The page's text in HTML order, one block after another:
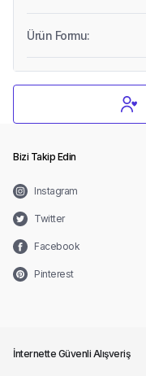
Ürün Formu:
Bizi Takip Edin
Instagram
Twitter
Facebook
Pinterest
İnternette Güvenli Alışveriş